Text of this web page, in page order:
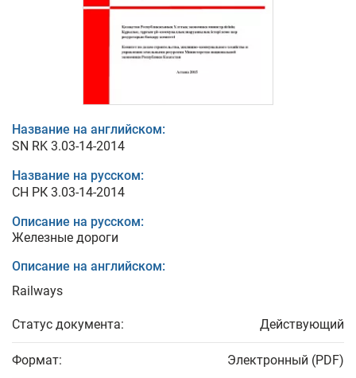
Название на английском:
SN RK 3.03-14-2014
Название на русском:
СН РК 3.03-14-2014
Описание на русском:
Железные дороги
Описание на английском:
Railways
Статус документа: Действующий
Формат: Электронный (PDF)